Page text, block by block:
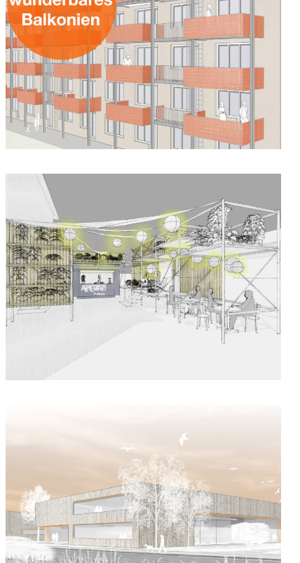
1. Juni 2021
12. Oktober 2020